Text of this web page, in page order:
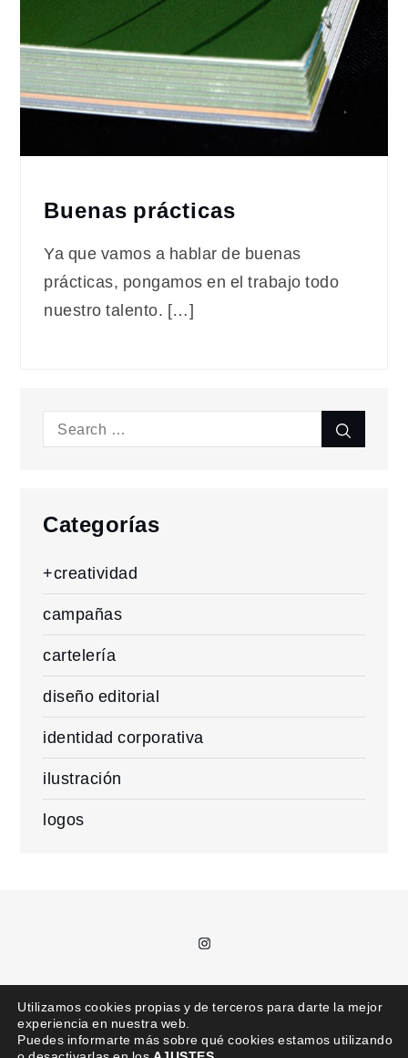
Buenas prácticas
Ya que vamos a hablar de buenas
prácticas, pongamos en el trabajo todo
nuestro talento. […]
Search
Categorías
+creatividad
campañas
cartelería
diseño editorial
identidad corporativa
ilustración
logos
Instagram
Utilizamos cookies propias y de terceros para darte la mejor
experiencia en nuestra web.
Puedes informarte más sobre qué cookies estamos utilizando